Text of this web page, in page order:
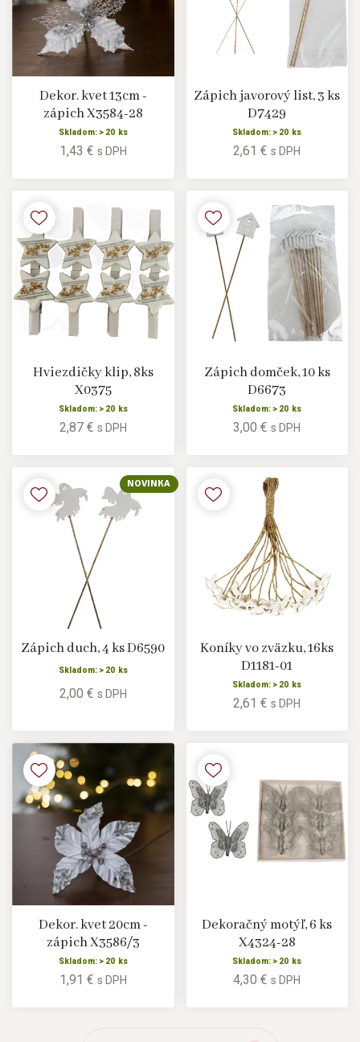
Dekor. kvet 13cm -
zápich X3584-28
Skladom: > 20 ks
1,43 € s DPH
Zápich javorový list, 3 ks
D7429
Skladom: > 20 ks
2,61 €s DPH
Hviezdičky klip, 8ks
X0375
Skladom: > 20 ks
2,87 € s DPH
Zápich domček, 10 ks
D6673
Skladom: > 20 ks
3,00 €s DPH
NOVINKA
Zápich duch, 4 ks D6590
Skladom: > 20 ks
2,00 € s DPH
Koníky vo zväzku, 16ks
D1181-01
Skladom: > 20 ks
2,61 €s DPH
Dekor. kvet 20cm -
zápich X3586/3
Skladom: > 20 ks
1,91 € s DPH
Dekoračný motýľ, 6 ks
X4324-28
Skladom: > 20 ks
4,30 €s DPH